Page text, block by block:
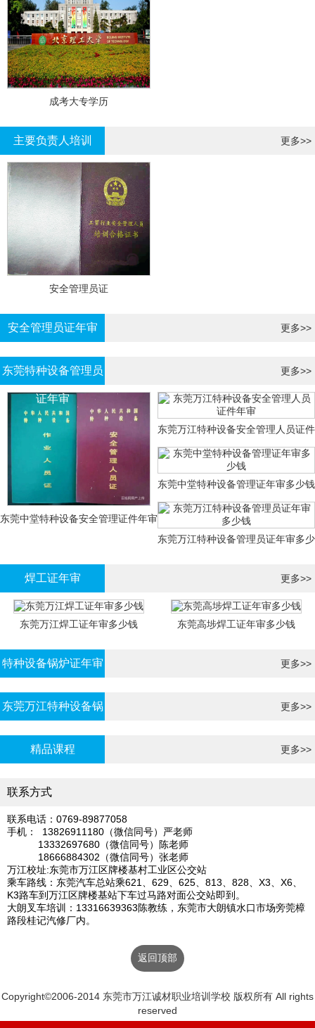
成考大专学历
主要负责人培训 更多>>
安全管理员证
安全管理员证年审 更多>>
东莞特种设备管理员
证年审
更多>>
东莞中堂特种设备安全管理证件年审
东莞万江特种设备安全管理人员证件
年审
东莞中堂特种设备管理证年审多少钱
东莞万江特种设备管理员证年审多少
焊工证年审 更多>>
东莞万江焊工证年审多少钱 东莞高埗焊工证年审多少钱
特种设备锅炉证年审 更多>>
东莞万江特种设备锅
炉证年审
更多>>
精品课程 更多>>
联系方式
联系电话：0769-89877058
手机： 13826911180（微信同号）严老师
13332697680（微信同号）陈老师
18666884302（微信同号）张老师
万江校址:东莞市万江区牌楼基村工业区公交站
乘车路线：东莞汽车总站乘621、629、625、813、828、X3、X6、
K3路车到万江区牌楼基站下车过马路对面公交站即到。
大朗叉车培训：13316639363陈教练，东莞市大朗镇水口市场旁莞樟
路段桂记汽修厂内。
返回顶部
Copyright©2006-2014 东莞市万江诚材职业培训学校 版权所有 All rights
reserved